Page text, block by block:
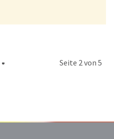
Seite 2 von 5